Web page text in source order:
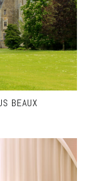
BEAUX